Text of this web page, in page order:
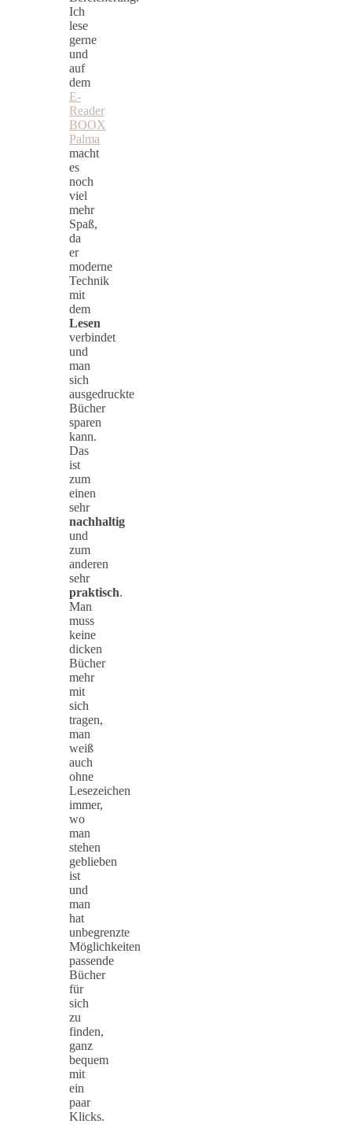
Ich
lese
gerne
und
auf
dem
E-
Reader
BOOX
Palma
macht
es
noch
viel
mehr
Spaß,
da
er
moderne
Technik
mit
dem
Lesen
verbindet
und
man
sich
ausgedruckte
Bücher
sparen
kann.
Das
ist
zum
einen
sehr
nachhaltig
und
zum
anderen
sehr
praktisch.
Man
muss
keine
dicken
Bücher
mehr
mit
sich
tragen,
man
weiß
auch
ohne
Lesezeichen
immer,
wo
man
stehen
geblieben
ist
und
man
hat
unbegrenzte
Möglichkeiten
passende
Bücher
für
sich
zu
finden,
ganz
bequem
mit
ein
paar
Klicks.